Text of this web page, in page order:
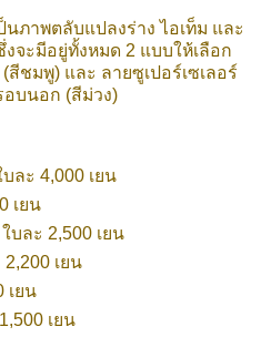
ภาพตลับแปลงร่าง ไอเท็ม และ
จะมีอยู่ทั้งหมด 2 แบบให้เลือก
ชมพู) และ ลายซูเปอร์เซเลอร์
บนอก (สีม่วง)
บละ 4,000 เยน
เยน
ใบละ 2,500 เยน
2,200 เยน
เยน
เยน